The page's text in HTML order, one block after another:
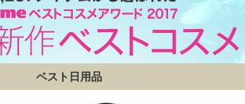
ベスト日用品